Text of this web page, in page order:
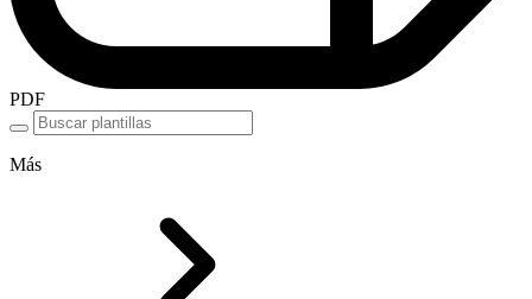
PDF
Más